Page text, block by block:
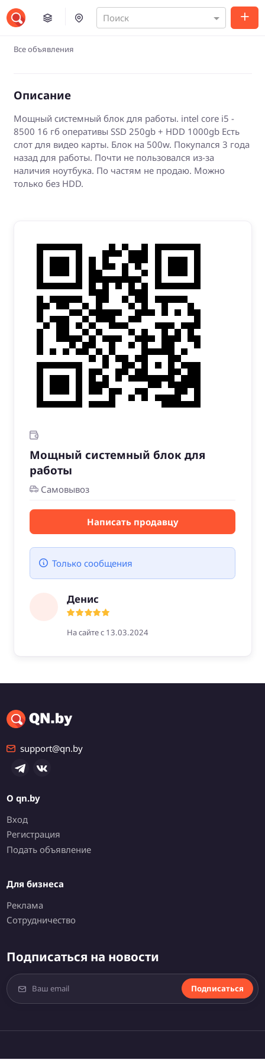
Поиск
Все объявления
Описание
Мощный системный блок для работы. intel core i5 -
8500 16 гб оперативы SSD 250gb + HDD 1000gb Есть
слот для видео карты. Блок на 500w. Покупался 3 года
назад для работы. Почти не пользовался из-за
наличия ноутбука. По частям не продаю. Можно
только без HDD.
Мощный системный блок для
работы
Самовывоз
Написать продавцу
Только сообщения
Денис
На сайте с 13.03.2024
support@qn.by
О qn.by
Вход
Регистрация
Подать объявление
Для бизнеса
Реклама
Сотрудничество
Подписаться на новости
Подписаться